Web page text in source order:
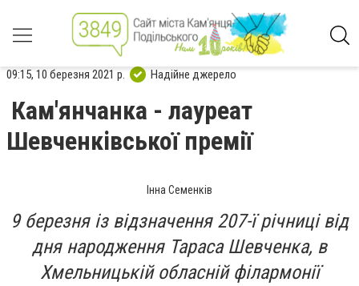
09:15, 10 березня 2021 р. Надійне джерело
Кам'янчанка - лауреат
Шевченківської премії
Інна Семенків
9 березня із відзначення 207-ї річниці від
дня народження Тараса Шевченка, в
Хмельницькій обласній філармонії